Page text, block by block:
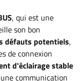
, qui est une
son bon
défauts potentiels,
de connexion
d'éclairage stable
communication